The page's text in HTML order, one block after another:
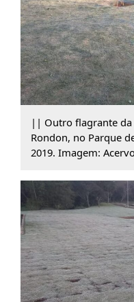
|| Outro flagrante da
Rondon, no Parque
2019. Imagem: